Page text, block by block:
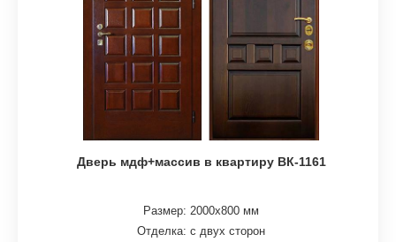
Дверь мдф+массив в квартиру ВК-1161
Размер: 2000х800 мм
Отделка: с двух сторон